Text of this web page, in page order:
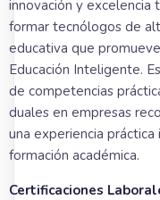
innovación y excelencia
formar tecnólogos de
educativa que
Educación Inteligente.
de competencias
duales en empresas
una experiencia
formación académica.
Certificaciones